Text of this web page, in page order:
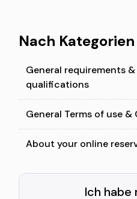
Nach
General requirements
qualifications
General Terms of use
About your online
Ich habe